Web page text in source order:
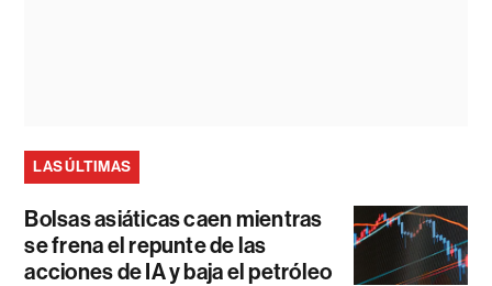
LAS ÚLTIMAS
Bolsas asiáticas caen mientras
se frena el repunte de las
acciones de IA y baja el petróleo